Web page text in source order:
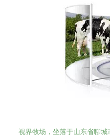
视界牧场，坐落于山东省聊